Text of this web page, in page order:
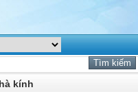
kính